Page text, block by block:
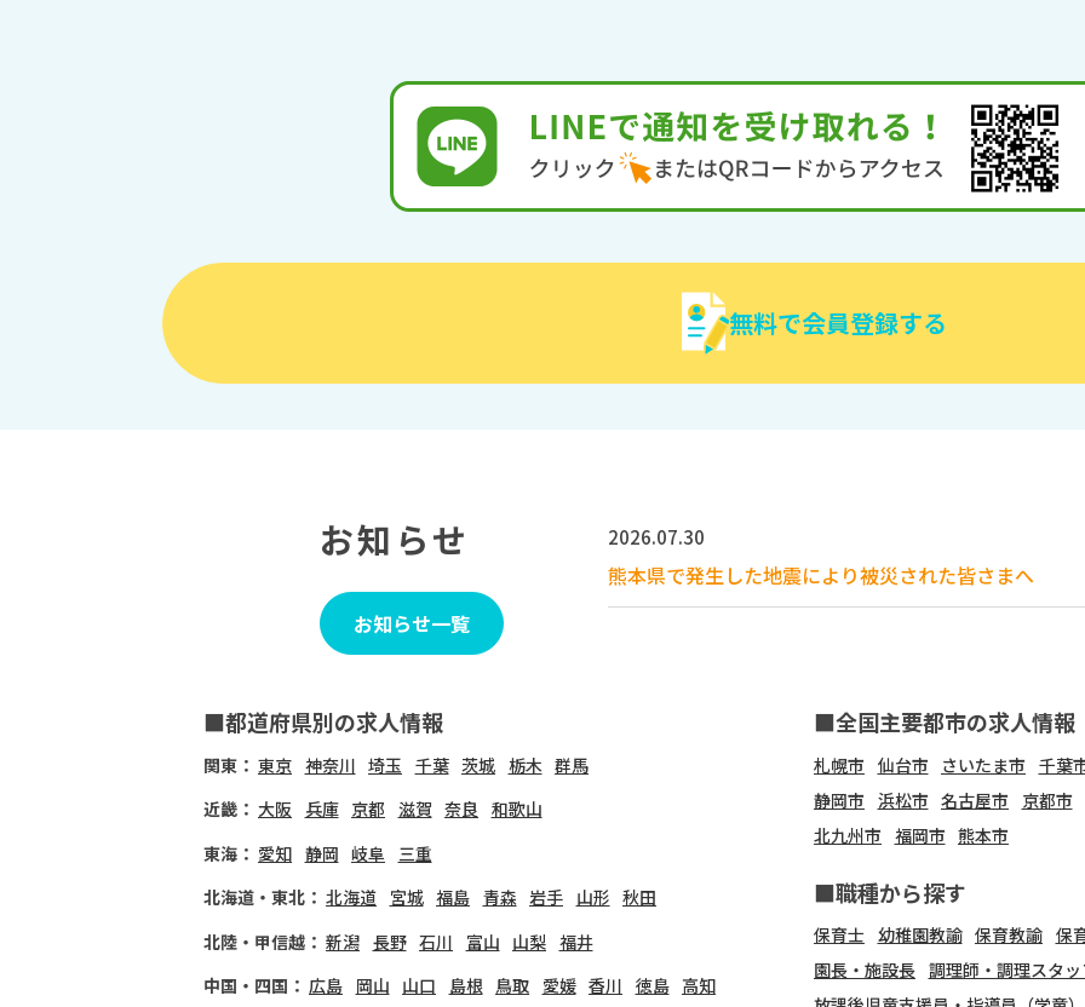
無料で会員登録する
お知らせ
お知らせ一覧
2026.07.30
熊本県で発生した地震により被災された皆さまへ
■都道府県別の求人情報
関東： 東京 神奈川 埼玉 千葉 茨城 栃木 群馬
近畿： 大阪 兵庫 京都 滋賀 奈良 和歌山
東海： 愛知 静岡 岐阜
三重
北海道・東北： 北海道 宮城 福島 青森 岩手 山形 秋田
北陸・甲信越： 新潟 長野 石川 富山 山梨 福井
中国・四国： 広島 岡山 山口 島根 鳥取 愛媛 香川 徳島 高知
■全国主要都市の求人情報
札幌市 仙台市 さいたま市 千葉
静岡市 浜松市 名古屋市
京都市
北九州市 福岡市 熊本市
■職種から探す
保育士 幼稚園教諭 保育教諭 保
園長・施設長 調理師・調理スタッ